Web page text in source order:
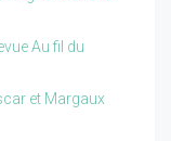
Au fil du
et Margaux